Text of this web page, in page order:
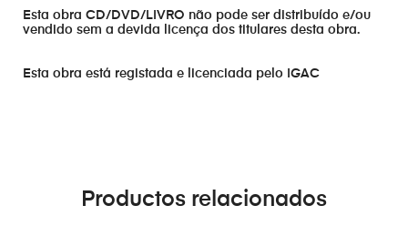
Esta obra CD/DVD/LIVRO não pode ser distribuído e/ou
vendido sem a devida licença dos titulares desta obra.
Esta obra está registada e licenciada pelo IGAC
Productos relacionados